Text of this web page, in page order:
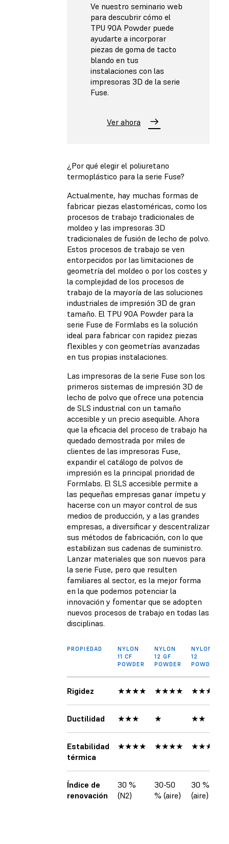
Ve nuestro seminario web
para descubrir cómo el
TPU 90A Powder puede
ayudarte a incorporar
piezas de goma de tacto
blando en tus
instalaciones con las
impresoras 3D de la serie
Fuse.
Ver ahora
¿Por qué elegir el poliuretano
termoplástico para la serie Fuse?
Actualmente, hay muchas formas de
fabricar piezas elastoméricas, como los
procesos de trabajo tradicionales de
moldeo y las impresoras 3D
tradicionales de fusión de lecho de polvo.
Estos procesos de trabajo se ven
entorpecidos por las limitaciones de
geometría del moldeo o por los costes y
la complejidad de los procesos de
trabajo de la mayoría de las soluciones
industriales de impresión 3D de gran
tamaño. El TPU 90A Powder para la
serie Fuse de Formlabs es la solución
ideal para fabricar con rapidez piezas
flexibles y con geometrías avanzadas
en tus propias instalaciones.
Las impresoras de la serie Fuse son los
primeros sistemas de impresión 3D de
lecho de polvo que ofrece una potencia
de SLS industrial con un tamaño
accesible y un precio asequible. Ahora
que la eficacia del proceso de trabajo ha
quedado demostrada por miles de
clientes de las impresoras Fuse,
expandir el catálogo de polvos de
impresión es la principal prioridad de
Formlabs. El SLS accesible permite a
las pequeñas empresas ganar ímpetu y
hacerse con un mayor control de sus
medios de producción, y a las grandes
empresas, a diversificar y descentralizar
sus métodos de fabricación, con lo que
estabilizan sus cadenas de suministro.
Lanzar materiales que son nuevos para
la serie Fuse, pero que resulten
familiares al sector, es la mejor forma
en la que podemos potenciar la
innovación y fomentar que se adopten
nuevos procesos de trabajo en todas las
disciplinas.
PROPIEDAD
NYLON
11 CF
POWDER
NYLON
12 GF
POWDER
NYLON
12
POWDER
Rigidez ★★★★ ★★★★ ★★★
Ductilidad ★★★ ★ ★★
Estabilidad
térmica
★★★★ ★★★★ ★★★
Índice de
renovación
30 %
(N2)
30-50
% (aire)
30 %
(aire)